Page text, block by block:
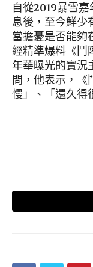
自從2019暴雪
息後，至今鮮少
當擔憂是否能夠
經精準爆料《鬥
年華曝光的實
問，他表示，《
慢」、「還久得